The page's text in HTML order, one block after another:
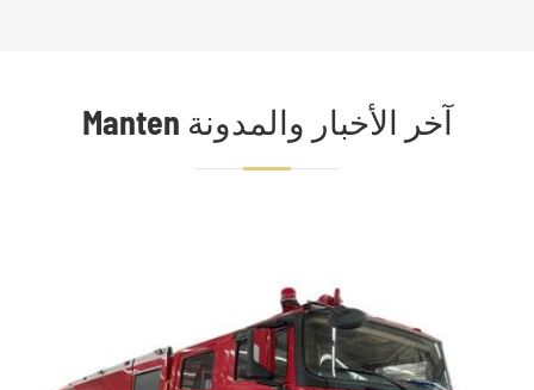
Manten آخر الأخبار والمدونة